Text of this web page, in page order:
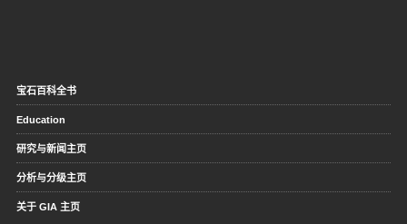
宝石百科全书
Education
研究与新闻主页
分析与分级主页
关于 GIA 主页